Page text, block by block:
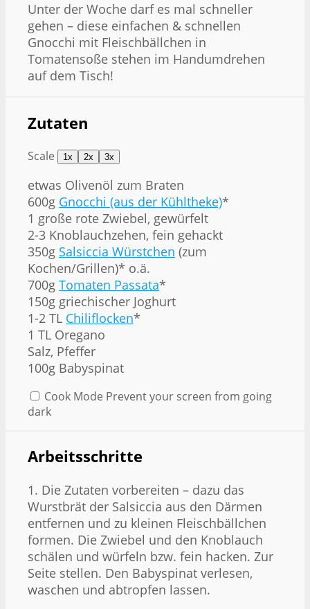
Unter der Woche darf es mal schneller
gehen – diese einfachen & schnellen
Gnocchi mit Fleischbällchen in
Tomatensoße stehen im Handumdrehen
auf dem Tisch!
Zutaten
Scale 1x 2x 3x
etwas Olivenöl zum Braten
600g Gnocchi (aus der Kühltheke)*
1 große rote Zwiebel, gewürfelt
2-3 Knoblauchzehen, fein gehackt
350g Salsiccia Würstchen (zum
Kochen/Grillen)* o.ä.
700g Tomaten Passata*
150g griechischer Joghurt
1-2 TL Chiliflocken*
1 TL Oregano
Salz, Pfeffer
100g Babyspinat
Cook Mode Prevent your screen from going
dark
Arbeitsschritte
1. Die Zutaten vorbereiten – dazu das
Wurstbrät der Salsiccia aus den Därmen
entfernen und zu kleinen Fleischbällchen
formen. Die Zwiebel und den Knoblauch
schälen und würfeln bzw. fein hacken. Zur
Seite stellen. Den Babyspinat verlesen,
waschen und abtropfen lassen.